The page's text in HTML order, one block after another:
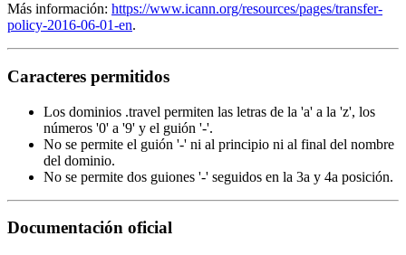
Más información: https://www.icann.org/resources/pages/transfer-
policy-2016-06-01-en.
Caracteres permitidos
Los dominios .travel permiten las letras de la 'a' a la 'z', los
números '0' a '9' y el guión '-'.
No se permite el guión '-' ni al principio ni al final del nombre
del dominio.
No se permite dos guiones '-' seguidos en la 3a y 4a posición.
Documentación oficial